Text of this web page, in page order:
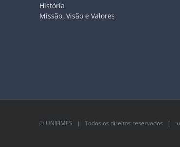
História
Missão, Visão e Valores
© UNIFIMES | Todos os direitos reservados |